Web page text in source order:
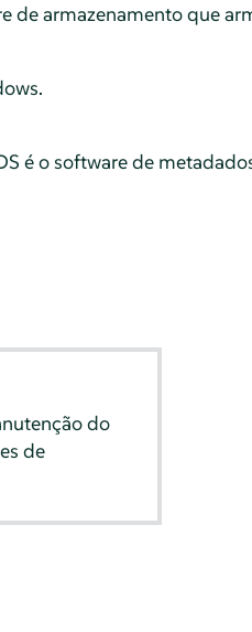
armazenamento que
é o software de
do
de